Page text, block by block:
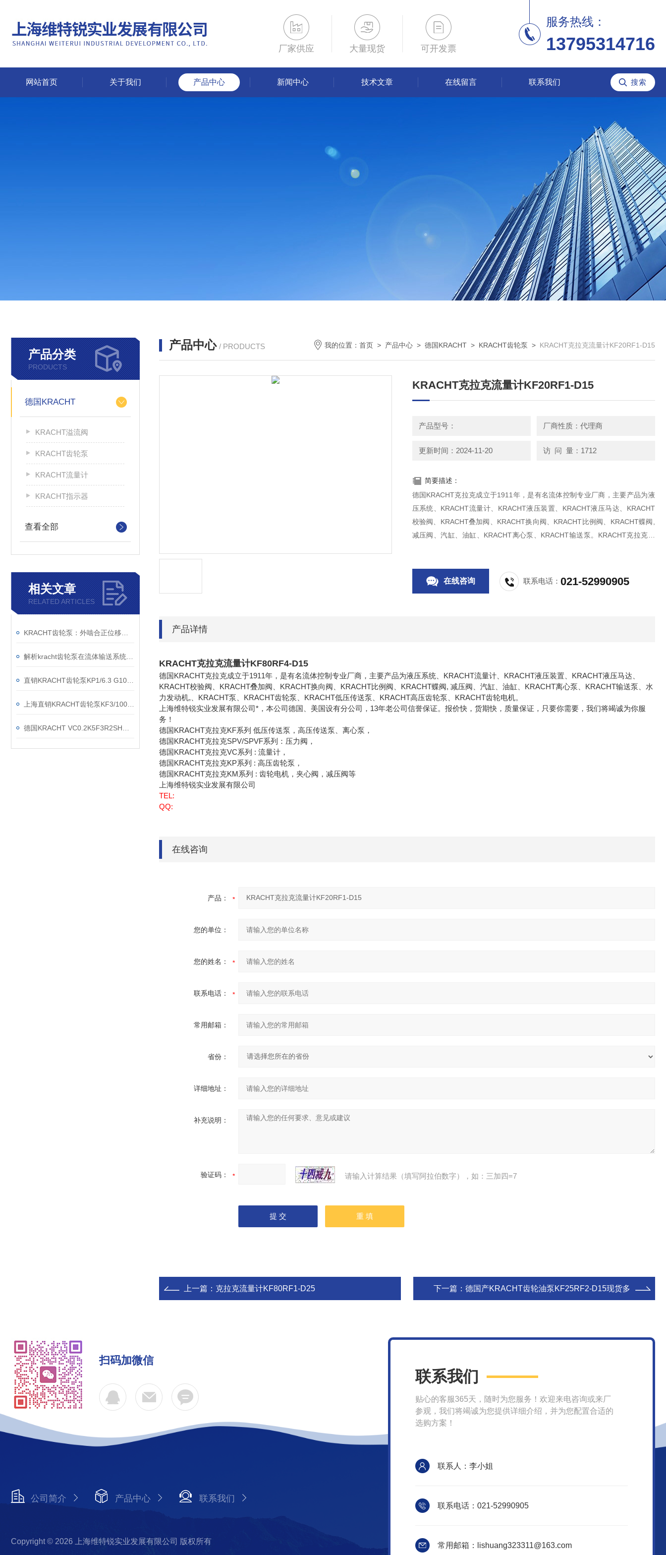
厂家供应 大量现货 可开发票
服务热线：
13795314716
网站首页 关于我们 产品中心 新闻中心 技术文章 在线留言 联系我们
产品分类
PRODUCTS
德国KRACHT
KRACHT溢流阀
KRACHT齿轮泵
KRACHT流量计
KRACHT指示器
查看全部
相关文章
RELATED ARTICLES
产品中心 / PRODUCTS 我的位置： 首页 > 产品中心 > 德国KRACHT > KRACHT齿轮泵 > KRACHT克拉克流量计KF20RF1-D15
KRACHT克拉克流量计KF20RF1-D15
产品型号： 厂商性质：代理商
更新时间：2024-11-20 访 问 量：1712
简要描述：
德国KRACHT克拉克成立于1911年，是有名流体控制专业厂商，主要产品为液
压系统、KRACHT流量计、KRACHT液压装置、KRACHT液压马达、KRACHT
校验阀、KRACHT叠加阀、KRACHT换向阀、KRACHT比例阀、KRACHT蝶阀,
减压阀、汽缸、油缸、KRACHT离心泵、KRACHT输送泵。KRACHT克拉克流
在线咨询 联系电话：021-52990905
产品详情
KRACHT克拉克流量计KF80RF4-D15
德国KRACHT克拉克成立于1911年，是有名流体控制专业厂商，主要产品为液压系统、KRACHT流量计、KRACHT液压装置、KRACHT液压马达、
KRACHT校验阀、KRACHT叠加阀、KRACHT换向阀、KRACHT比例阀、KRACHT蝶阀, 减压阀、汽缸、油缸、KRACHT离心泵、KRACHT输送泵、水
力发动机,、KRACHT泵、KRACHT齿轮泵、KRACHT低压传送泵、KRACHT高压齿轮泵、KRACHT齿轮电机。
上海维特锐实业发展有限公司*，本公司德国、美国设有分公司，13年老公司信誉保证。报价快，货期快，质量保证，只要你需要，我们将竭诚为你服
务！
德国KRACHT克拉克KF系列 低压传送泵，高压传送泵、离心泵，
德国KRACHT克拉克SPV/SPVF系列：压力阀，
德国KRACHT克拉克VC系列 : 流量计，
德国KRACHT克拉克KP系列 : 高压齿轮泵，
德国KRACHT克拉克KM系列 : 齿轮电机，夹心阀，减压阀等
上海维特锐实业发展有限公司
TEL:
QQ:
在线咨询
产品：
您的单位：
您的姓名：
联系电话：
常用邮箱：
省份：
详细地址：
补充说明：
验证码： 请输入计算结果（填写阿拉伯数字），如：三加四=7
上一篇： 克拉克流量计KF80RF1-D25 下一篇： 德国产KRACHT齿轮油泵KF25RF2-D15现货多
扫码加微信
公司简介 产品中心 联系我们
Copyright © 2026 上海维特锐实业发展有限公司 版权所有
联系我们
贴心的客服365天，随时为您服务！欢迎来电咨询或来厂
参观，我们将竭诚为您提供详细介绍，并为您配置合适的
选购方案！
联系人：李小姐
联系电话：021-52990905
常用邮箱：lishuang323311@163.com